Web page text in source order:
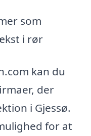
som
i rør
kan du
der
i Gjessø.
for at